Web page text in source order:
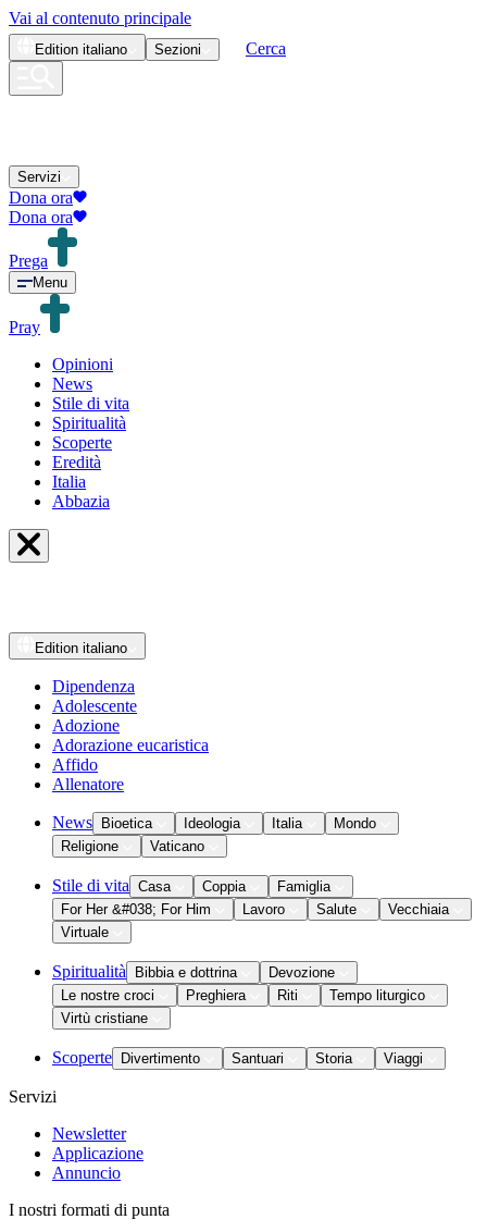
Vai al contenuto principale
Edition italiano Sezioni Cerca
Servizi
Dona ora
Dona ora
Prega
Menu
Pray
Opinioni
News
Stile di vita
Spiritualità
Scoperte
Eredità
Italia
Abbazia
Edition italiano
Dipendenza
Adolescente
Adozione
Adorazione eucaristica
Affido
Allenatore
News Bioetica Ideologia Italia
Mondo
Religione
Vaticano
Stile di vita Casa Coppia
Famiglia
For Her &#038; For Him
Lavoro Salute
Vecchiaia
Virtuale
Spiritualità Bibbia e dottrina
Devozione
Le nostre croci
Preghiera Riti
Tempo liturgico
Virtù cristiane
Scoperte Divertimento Santuari Storia Viaggi
Servizi
Newsletter
Applicazione
Annuncio
I nostri formati di punta